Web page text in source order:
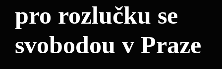
pro rozlučku se
svobodou ​v Praze